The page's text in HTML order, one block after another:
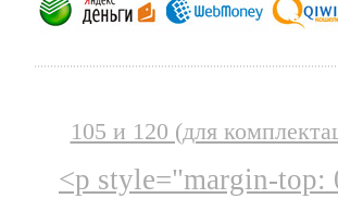
105 и 120 (для
<p style="margin-